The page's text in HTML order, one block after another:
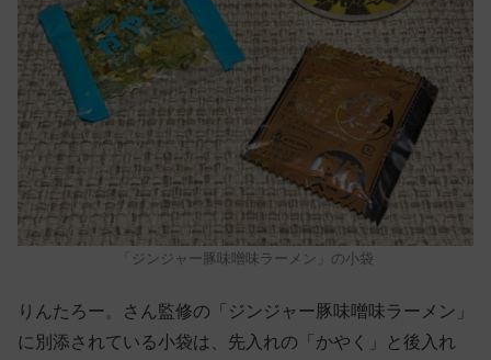
「ジンジャー豚味噌味ラーメン」の小袋
りんたろー。さん監修の「ジンジャー豚味噌味ラーメン」
に別添されている小袋は、先入れの「かやく」と後入れ